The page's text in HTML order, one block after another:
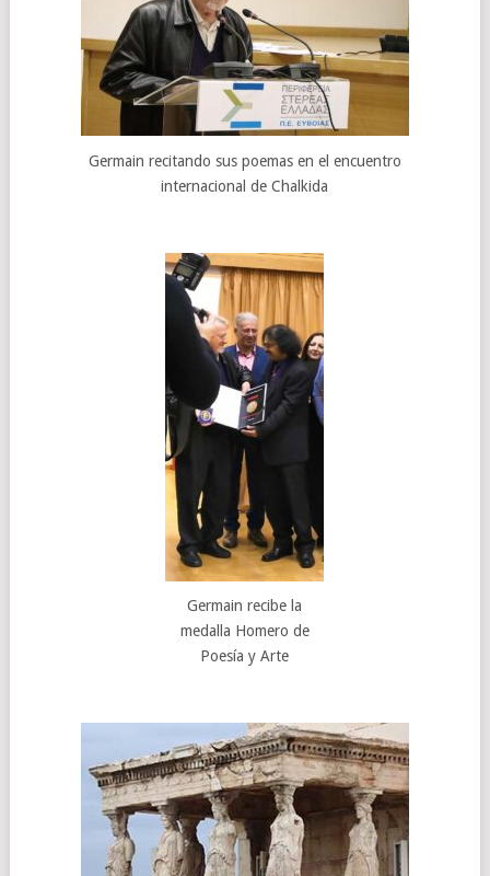
Germain recitando sus poemas en el encuentro
internacional de Chalkida
Germain recibe la
medalla Homero de
Poesía y Arte